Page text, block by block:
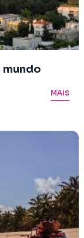
mundo
MAIS